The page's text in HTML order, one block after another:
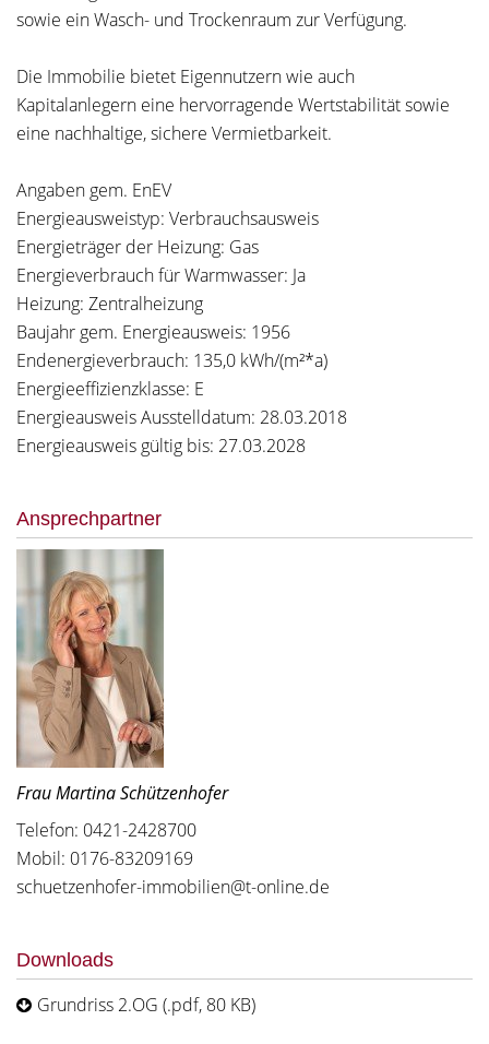
sowie ein Wasch- und Trockenraum zur Verfügung.
Die Immobilie bietet Eigennutzern wie auch
Kapitalanlegern eine hervorragende Wertstabilität sowie
eine nachhaltige, sichere Vermietbarkeit.
Angaben gem. EnEV
Energieausweistyp: Verbrauchsausweis
Energieträger der Heizung: Gas
Energieverbrauch für Warmwasser: Ja
Heizung: Zentralheizung
Baujahr gem. Energieausweis: 1956
Endenergieverbrauch: 135,0 kWh/(m²*a)
Energieeffizienzklasse: E
Energieausweis Ausstelldatum: 28.03.2018
Energieausweis gültig bis: 27.03.2028
Ansprechpartner
Frau Martina Schützenhofer
Telefon: 0421-2428700
Mobil: 0176-83209169
schuetzenhofer-immobilien@t-online.de
Downloads
Grundriss 2.OG (.pdf, 80 KB)